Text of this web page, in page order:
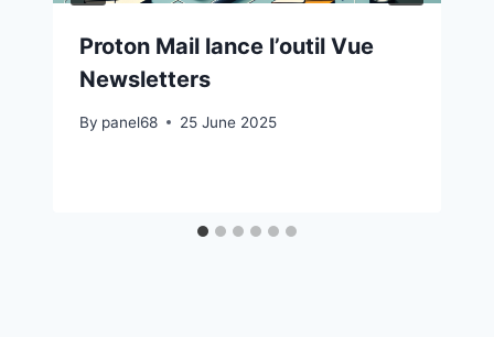
Proton Mail lance l’outil Vue
Newsletters
By panel68 25 June 2025